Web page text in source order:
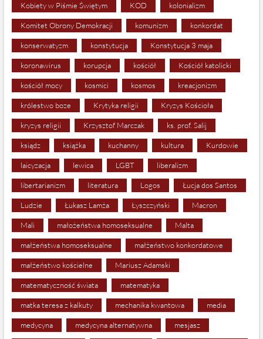
Kobiety w Piśmie Świętym KOD kolonializm
Komitet Obrony Demokracji komunizm konkordat
konserwatyzm konstytucja Konstytucja 3 maja
koronawirus korupcja kościół Kościół katolicki
kościół mocy kosmici kosmos kreacjonizm
królestwo boze Krytyka religii Kryzys Kościoła
kryzys religii Krzysztof Marczak ks. prof. Salij
ksiądz książka kuchanny kultura Kurdowie
laicyzacja lewica LGBT liberalizm
libertarianizm literatura Logos Łucja dos Santos
Ludzie Łukasz Lamża Łyszczyński Macron
Mali małożeństwa homoseksualne Malta
małżeństwa homoseksualne małżeństwo konkordatowe
małżeństwo kościelne Mariusz Adamski
matematyczność świata matematyka
matka teresa z kalkuty mechanika kwantowa media
medycyna medycyna alternatywna mesjasz